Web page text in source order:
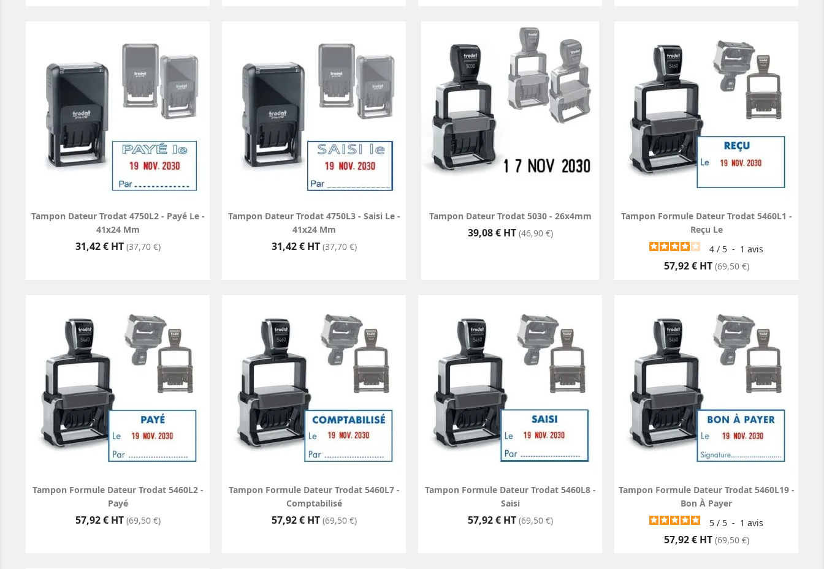
Tampon Dateur Trodat 4750L2 - Payé Le -
41x24 Mm
Prix
31,42 € HT (37,70 €)
Tampon Dateur Trodat 4750L3 - Saisi Le -
41x24 Mm
Prix
31,42 € HT (37,70 €)
Tampon Dateur Trodat 5030 - 26x4mm
Prix
39,08 € HT (46,90 €)
Tampon Formule Dateur Trodat 5460L1 -
Reçu Le
4 / 5 - 1 avis
Prix
57,92 € HT (69,50 €)
Tampon Formule Dateur Trodat 5460L2 -
Payé
Prix
57,92 € HT (69,50 €)
Tampon Formule Dateur Trodat 5460L7 -
Comptabilisé
Prix
57,92 € HT (69,50 €)
Tampon Formule Dateur Trodat 5460L8 -
Saisi
Prix
57,92 € HT (69,50 €)
Tampon Formule Dateur Trodat 5460L19 -
Bon À Payer
5 / 5 - 1 avis
Prix
57,92 € HT (69,50 €)